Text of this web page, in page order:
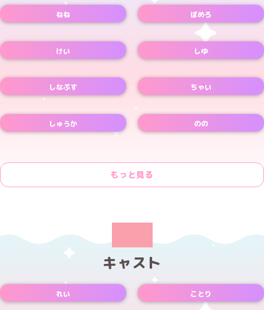
ねね
ぽめろ
けい
しゆ
しなぷす
ちゃい
しゅうか
のの
もっと見る
キャスト
れい
ことり